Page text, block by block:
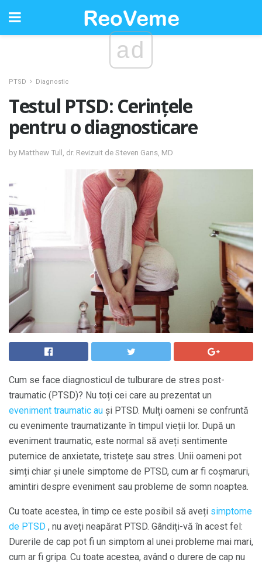
ad
PTSD Diagnostic
Testul PTSD: Cerințele
pentru o diagnosticare
by Matthew Tull, dr. Revizuit de Steven Gans, MD
Cum se face diagnosticul de tulburare de stres post-
traumatic (PTSD)? Nu toți cei care au prezentat un
eveniment traumatic au și PTSD. Mulți oameni se confruntă
cu evenimente traumatizante în timpul vieții lor. După un
eveniment traumatic, este normal să aveți sentimente
puternice de anxietate, tristețe sau stres. Unii oameni pot
simți chiar și unele simptome de PTSD, cum ar fi coșmaruri,
amintiri despre eveniment sau probleme de somn noaptea.
Cu toate acestea, în timp ce este posibil să aveți simptome
de PTSD , nu aveți neapărat PTSD. Gândiți-vă în acest fel:
Durerile de cap pot fi un simptom al unei probleme mai mari,
cum ar fi gripa. Cu toate acestea, având o durere de cap nu